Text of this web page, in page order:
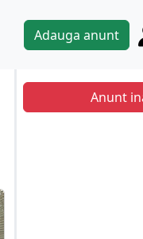
Adauga anunt
Anunt